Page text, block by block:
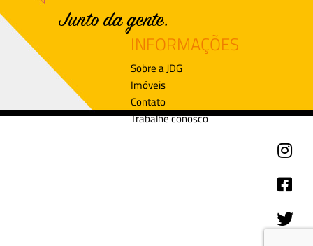
INFORMAÇÕES
Sobre a JDG
Imóveis
Contato
Trabalhe conosco